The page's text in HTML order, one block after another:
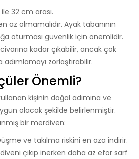
32 cm arası.
az olmamalıdır. Ayak tabanının
oturması güvenlik için önemlidir.
kadar çıkabilir, ancak çok
zorlaştırabilir.
Önemli?
kişinin doğal adımına ve
olacak şekilde belirlenmiştir.
bir merdiven:
ve takılma riskini en aza indirir.
çıkıp inerken daha az efor sarf